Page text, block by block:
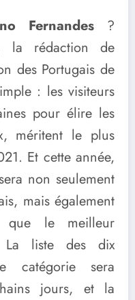
Fernandes ?
la rédaction de
des Portugais de
: les visiteurs
pour élire les
méritent le plus
Et cette année,
non seulement
mais également
le meilleur
La liste des dix
catégorie sera
jours, et la